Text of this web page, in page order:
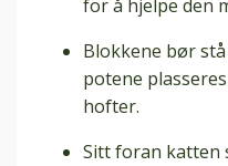
for å hjelpe den
Blokkene bør
potene
hofter.
Sitt foran katten